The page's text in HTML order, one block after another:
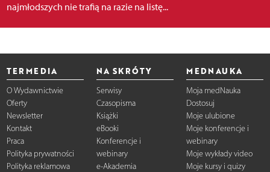
najmłodszych nie trafią na razie na listę...
TERMEDIA
O Wydawnictwie
Oferty
Newsletter
Kontakt
Praca
Polityka prywatności
Polityka reklamowa
NA SKRÓTY
Serwisy
Czasopisma
Książki
eBooki
Konferencje i
webinary
e-Akademia
MEDNAUKA
Moja medNauka
Dostosuj
Moje ulubione
Moje konferencje i
webinary
Moje wykłady video
Moje kursy i quizy